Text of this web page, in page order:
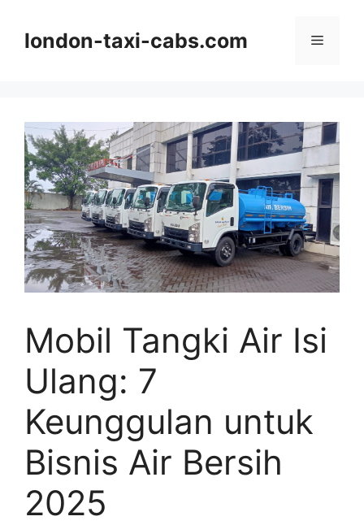
london-taxi-cabs.com Menu
Mobil Tangki Air Isi
Ulang: 7
Keunggulan untuk
Bisnis Air Bersih
2025